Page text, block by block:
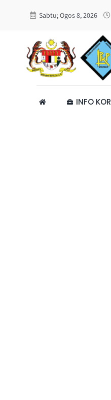
Sabtu; Ogos 8, 2026
INFO